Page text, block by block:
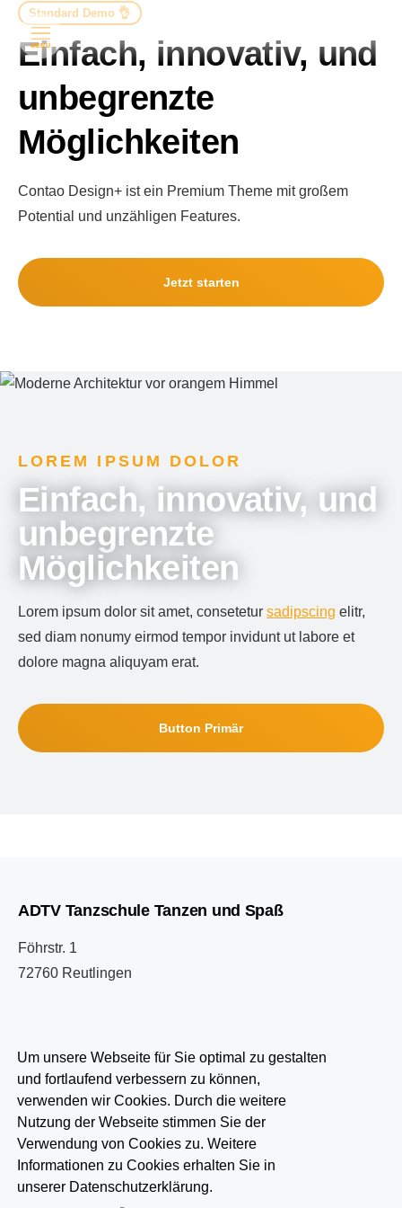
Um unsere Webseite für Sie optimal zu gestalten
und fortlaufend verbessern zu können,
verwenden wir Cookies. Durch die weitere
Nutzung der Webseite stimmen Sie der
Verwendung von Cookies zu. Weitere
Informationen zu Cookies erhalten Sie in
unserer Datenschutzerklärung.
MENÜ
Standard Demo 👌
Einfach, innovativ, und
unbegrenzte
Möglichkeiten
Contao Design+ ist ein Premium Theme mit großem
Potential und unzähligen Features.
Jetzt starten
LOREM IPSUM DOLOR
Einfach, innovativ, und
unbegrenzte
Möglichkeiten
Lorem ipsum dolor sit amet, consetetur sadipscing elitr,
sed diam nonumy eirmod tempor invidunt ut labore et
dolore magna aliquyam erat.
Button Primär
ADTV Tanzschule Tanzen und Spaß
Föhrstr. 1
72760 Reutlingen
07121 333033
info@tanzen-und-spass.de
Besuchen Sie uns auf: